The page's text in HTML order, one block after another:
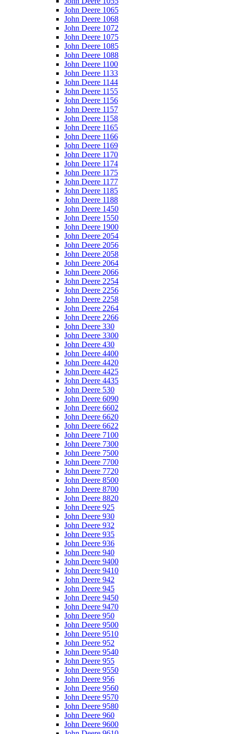
John Deere 1065
John Deere 1068
John Deere 1072
John Deere 1075
John Deere 1085
John Deere 1088
John Deere 1100
John Deere 1133
John Deere 1144
John Deere 1155
John Deere 1156
John Deere 1157
John Deere 1158
John Deere 1165
John Deere 1166
John Deere 1169
John Deere 1170
John Deere 1174
John Deere 1175
John Deere 1177
John Deere 1185
John Deere 1188
John Deere 1450
John Deere 1550
John Deere 1900
John Deere 2054
John Deere 2056
John Deere 2058
John Deere 2064
John Deere 2066
John Deere 2254
John Deere 2256
John Deere 2258
John Deere 2264
John Deere 2266
John Deere 330
John Deere 3300
John Deere 430
John Deere 4400
John Deere 4420
John Deere 4425
John Deere 4435
John Deere 530
John Deere 6090
John Deere 6602
John Deere 6620
John Deere 6622
John Deere 7100
John Deere 7300
John Deere 7500
John Deere 7700
John Deere 7720
John Deere 8500
John Deere 8700
John Deere 8820
John Deere 925
John Deere 930
John Deere 932
John Deere 935
John Deere 936
John Deere 940
John Deere 9400
John Deere 9410
John Deere 942
John Deere 945
John Deere 9450
John Deere 9470
John Deere 950
John Deere 9500
John Deere 9510
John Deere 952
John Deere 9540
John Deere 955
John Deere 9550
John Deere 956
John Deere 9560
John Deere 9570
John Deere 9580
John Deere 960
John Deere 9600